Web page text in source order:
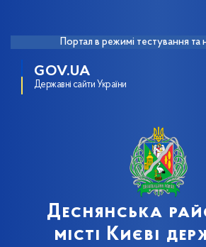
Портал в режимі тестування та
GOV.UA
Державні сайти України
Деснянська
місті Києві